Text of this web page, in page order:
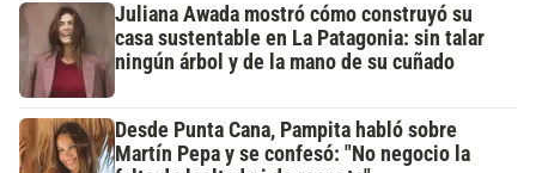
Juliana Awada mostró cómo construyó su
casa sustentable en La Patagonia: sin talar
ningún árbol y de la mano de su cuñado
Desde Punta Cana, Pampita habló sobre
Martín Pepa y se confesó: "No negocio la